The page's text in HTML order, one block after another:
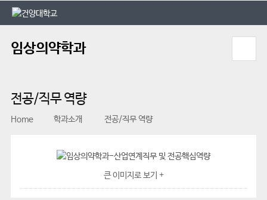
본문 바로가기
대메뉴 바로가기
임상의약학과
전공/직무 역량
Home 학과소개 전공/직무 역량
큰 이미지로 보기 +